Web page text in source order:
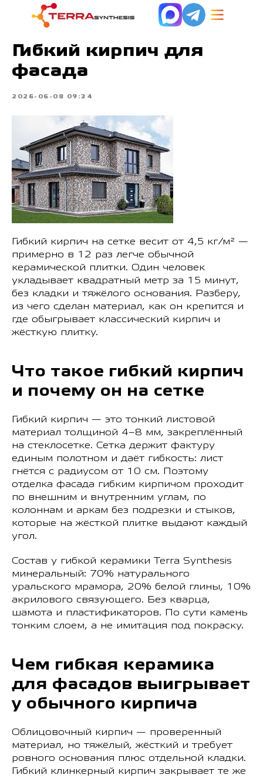
Гибкий кирпич для
фасада
2026-06-08 09:34
Гибкий кирпич на сетке весит от 4,5 кг/м² —
примерно в 12 раз легче обычной
керамической плитки. Один человек
укладывает квадратный метр за 15 минут,
без кладки и тяжёлого основания. Разберу,
из чего сделан материал, как он крепится и
где обыгрывает классический кирпич и
жёсткую плитку.
Что такое гибкий кирпич
и почему он на сетке
Гибкий кирпич — это тонкий листовой
материал толщиной 4–8 мм, закреплённый
на стеклосетке. Сетка держит фактуру
единым полотном и даёт гибкость: лист
гнётся с радиусом от 10 см. Поэтому
отделка фасада гибким кирпичом проходит
по внешним и внутренним углам, по
колоннам и аркам без подрезки и стыков,
которые на жёсткой плитке выдают каждый
угол.
Состав у гибкой керамики Terra Synthesis
минеральный: 70% натурального
уральского мрамора, 20% белой глины, 10%
акрилового связующего. Без кварца,
шамота и пластификаторов. По сути камень
тонким слоем, а не имитация под покраску.
Чем гибкая керамика
для фасадов выигрывает
у обычного кирпича
Облицовочный кирпич — проверенный
материал, но тяжёлый, жёсткий и требует
ровного основания плюс отдельной кладки.
Гибкий клинкерный кирпич закрывает те же